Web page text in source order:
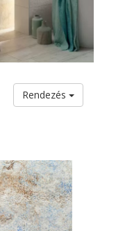
Rendezés